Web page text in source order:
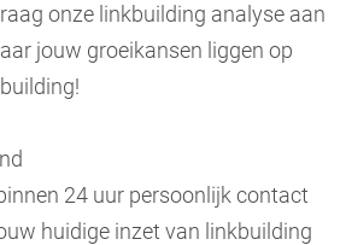
onze linkbuilding analyse aan
jouw groeikansen liggen op
24 uur persoonlijk contact
huidige inzet van linkbuilding